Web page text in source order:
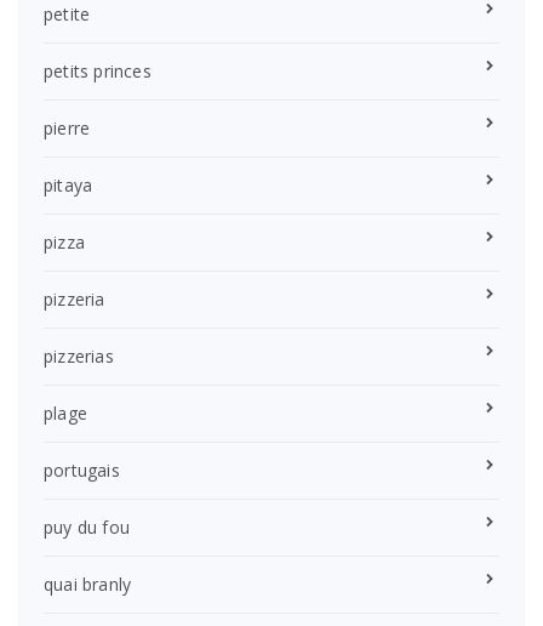
petite
petits princes
pierre
pitaya
pizza
pizzeria
pizzerias
plage
portugais
puy du fou
quai branly